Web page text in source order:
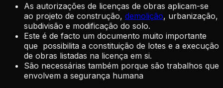
As autorizações de licenças de obras aplicam-se
ao projeto de construção, demolição, urbanização,
subdivisão e modificação do solo.
Este é de facto um documento muito importante
que possibilita a constituição de lotes e a execução
de obras listadas na licença em si.
São necessárias também porque são trabalhos que
envolvem a segurança humana